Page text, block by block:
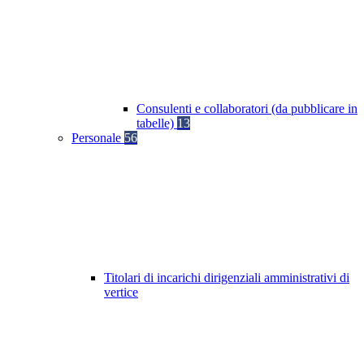
Consulenti e collaboratori (da pubblicare in
tabelle) 13
Personale 56
Titolari di incarichi dirigenziali amministrativi di
vertice